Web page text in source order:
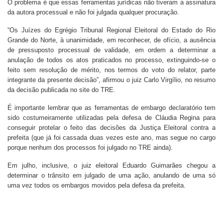
O problema é que essas ferramentas jurídicas não tiveram a assinatura
da autora processual e não foi julgada qualquer procuração.
“Os Juízes do Egrégio Tribunal Regional Eleitoral do Estado do Rio
Grande do Norte, à unanimidade, em reconhecer, de ofício, a ausência
de pressuposto processual de validade, em ordem a determinar a
anulação de todos os atos praticados no processo, extinguindo-se o
feito sem resolução de mérito, nos termos do voto do relator, parte
integrante da presente decisão”, afirmou o juiz Carlo Virgílio, no resumo
da decisão publicada no site do TRE.
É importante lembrar que as ferramentas de embargo declaratório tem
sido costumeiramente utilizadas pela defesa de Cláudia Regina para
conseguir protelar o feito das decisões da Justiça Eleitoral contra a
prefeita (que já foi cassada duas vezes este ano, mas segue no cargo
porque nenhum dos processos foi julgado no TRE ainda).
Em julho, inclusive, o juiz eleitoral Eduardo Guimarães chegou a
determinar o trânsito em julgado de uma ação, anulando de uma só
uma vez todos os embargos movidos pela defesa da prefeita.